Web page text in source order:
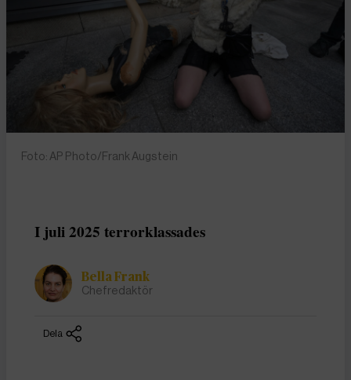
Foto: AP Photo/Frank Augstein
I juli 2025 terrorklassades
Bella Frank
Chefredaktör
Dela